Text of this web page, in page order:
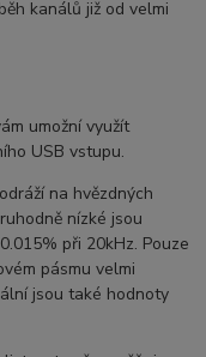
kanálů již od velmi
umožní využít
USB vstupu.
na hvězdných
nízké jsou
při 20kHz. Pouze
pásmu velmi
jsou také hodnoty